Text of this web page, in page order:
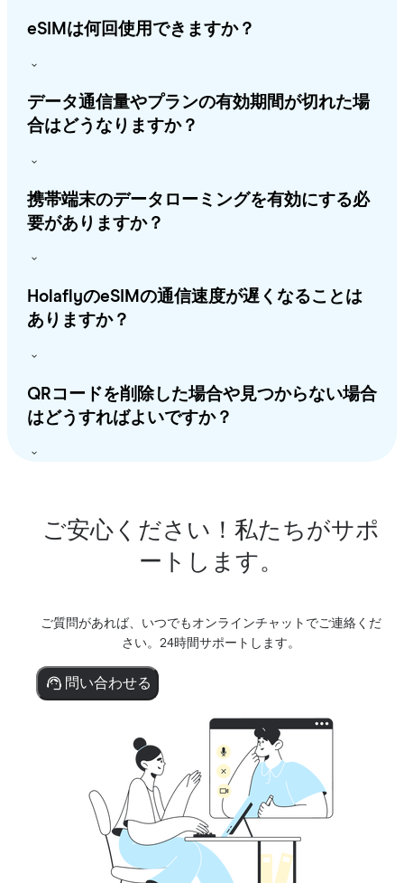
eSIMは何回使用できますか？
データ通信量やプランの有効期間が切れた場
合はどうなりますか？
携帯端末のデータローミングを有効にする必
要がありますか？
HolaflyのeSIMの通信速度が遅くなることは
ありますか？
QRコードを削除した場合や見つからない場合
はどうすればよいですか？
ご安心ください！私たちがサポ
ートします。
ご質問があれば、いつでもオンラインチャットでご連絡くだ
さい。24時間サポートします。
問い合わせる